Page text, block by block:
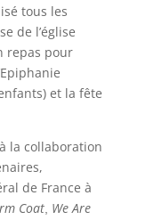
tous les
de l’église
repas pour
et la fête
la collaboration
de France à
Coat, We Are